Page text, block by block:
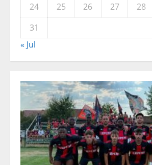
24
25 26 27 28
31
« Jul